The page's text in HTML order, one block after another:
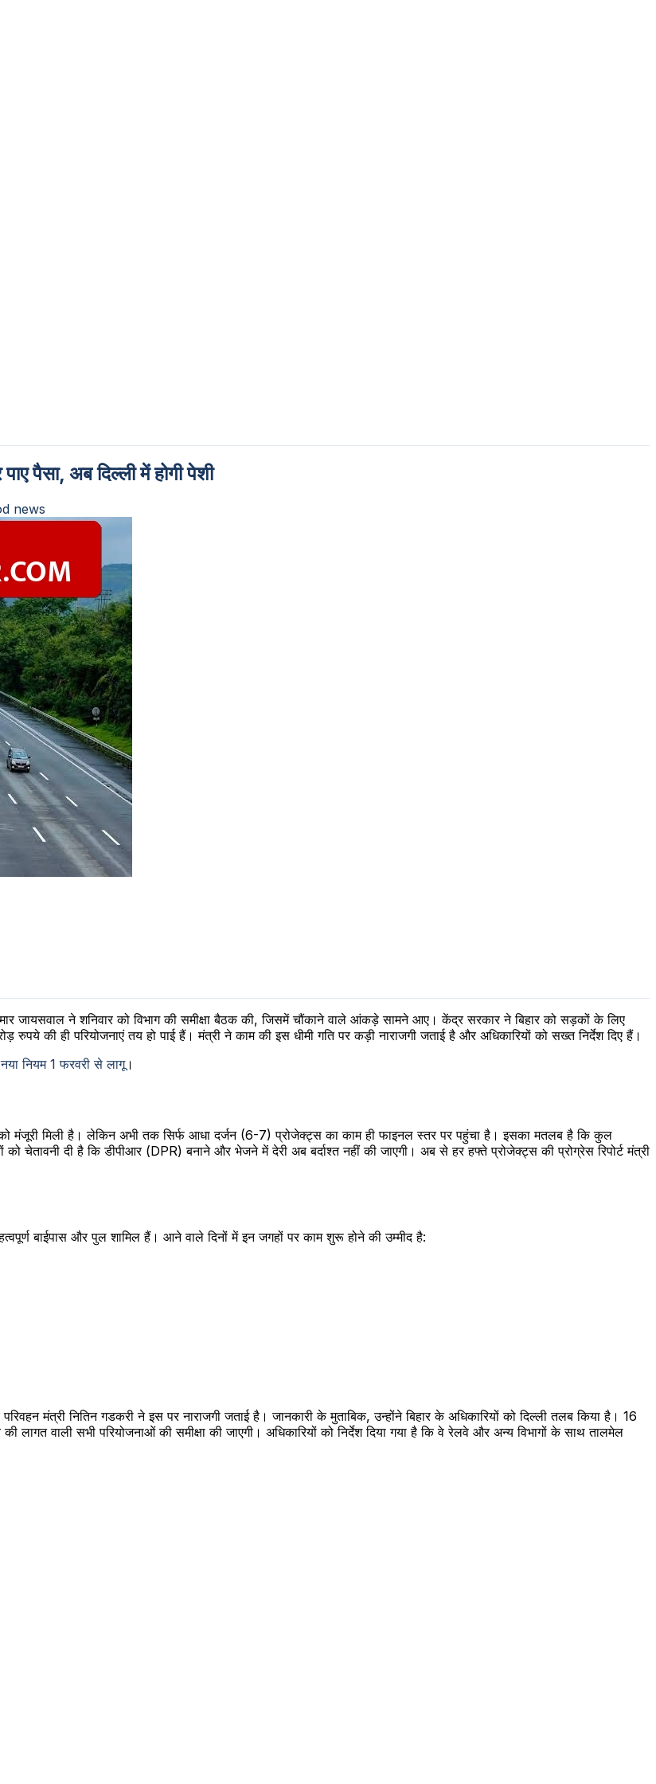
पैसा, अब दिल्ली में होगी पेशी
news
कुमार जायसवाल ने शनिवार को विभाग की समीक्षा बैठक की, जिसमें चौंकाने वाले आंकड़े सामने आए। केंद्र सरकार ने बिहार को सड़कों के लिए
की ही परियोजनाएं तय हो पाई हैं। मंत्री ने काम की इस धीमी गति पर कड़ी नाराजगी जताई है और अधिकारियों को सख्त निर्देश दिए हैं।
नियम 1 फरवरी से लागू।
मंजूरी मिली है। लेकिन अभी तक सिर्फ आधा दर्जन (6-7) प्रोजेक्ट्स का काम ही फाइनल स्तर पर पहुंचा है। इसका मतलब है कि कुल
चेतावनी दी है कि डीपीआर (DPR) बनाने और भेजने में देरी अब बर्दाश्त नहीं की जाएगी। अब से हर हफ्ते प्रोजेक्ट्स की प्रोग्रेस रिपोर्ट मंत्री
बाईपास और पुल शामिल हैं। आने वाले दिनों में इन जगहों पर काम शुरू होने की उम्मीद है:
मंत्री नितिन गडकरी ने इस पर नाराजगी जताई है। जानकारी के मुताबिक, उन्होंने बिहार के अधिकारियों को दिल्ली तलब किया है। 16
वाली सभी परियोजनाओं की समीक्षा की जाएगी। अधिकारियों को निर्देश दिया गया है कि वे रेलवे और अन्य विभागों के साथ तालमेल